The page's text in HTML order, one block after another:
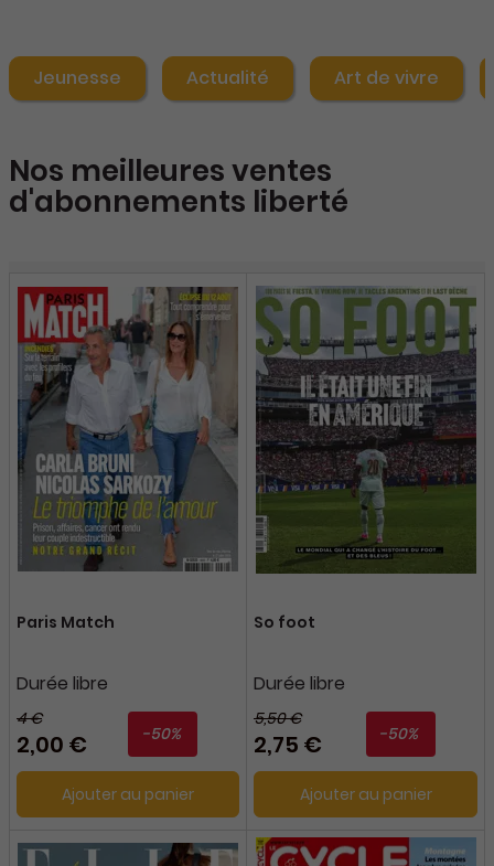
Jeunesse Actualité Art de vivre
Nos meilleures ventes
d'abonnements liberté
Paris Match
Durée libre
4 €
2,00 € -50%
Ajouter au panier
So foot
Durée libre
5,50 €
2,75 € -50%
Ajouter au panier